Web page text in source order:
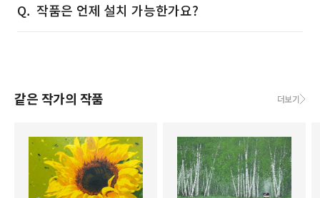
작품은 언제 설치 가능한가요?
같은 작가의 작품 더보기